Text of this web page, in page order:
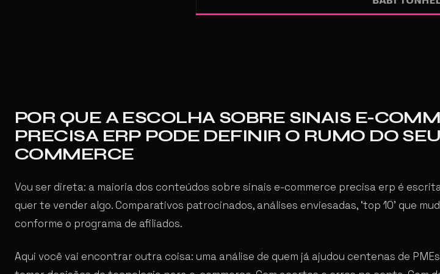
POR QUE A ESCOLHA SOBRE SINAIS E-
PRECISA ERP PODE DEFINIR O RUMO DO
COMMERCE
Vou ser direta: a maioria dos conteúdos sobre sinais e-commerce precisa erp é
quer te vender algo. Comparativos patrocinados, análises enviesadas, ‘top 10’ que
conforme o programa de afiliados.
Aqui você vai encontrar outra coisa: uma análise de quem já ajudou centenas de